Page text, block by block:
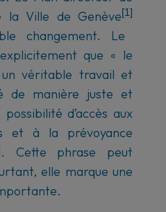
la Ville de Genève[1]
changement. Le
que « le
véritable travail et
de manière juste et
d’accès aux
et à la prévoyance
. Cette phrase peut
elle marque une